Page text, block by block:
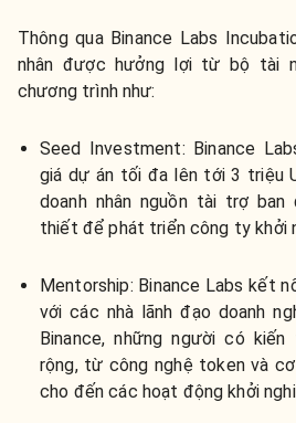
Thông qua Binance Labs
nhân được hưởng lợi từ bộ tài
chương trình như:
Seed Investment: Binance
giá dự án tối đa lên tới 3 triệu
doanh nhân nguồn tài trợ
thiết để phát triển công ty khởi
Mentorship: Binance Labs kết
với các nhà lãnh đạo doanh
Binance, những người có
rộng, từ công nghệ token và
cho đến các hoạt động khởi